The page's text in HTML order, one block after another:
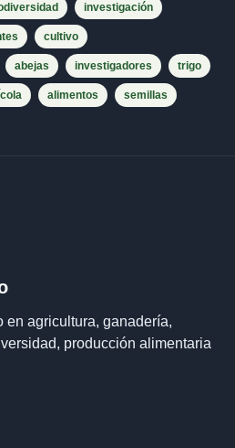
investigación
cultivo
abejas investigadores trigo
alimentos semillas
en agricultura, ganadería,
producción alimentaria